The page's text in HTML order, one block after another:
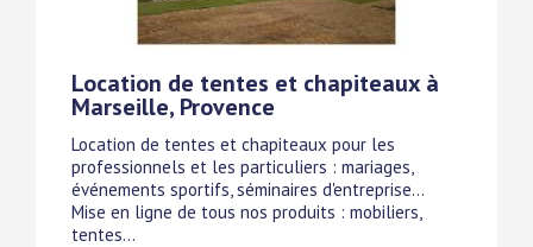
Location de tentes et chapiteaux à
Marseille, Provence
Location de tentes et chapiteaux pour les
professionnels et les particuliers : mariages,
événements sportifs, séminaires d'entreprise...
Mise en ligne de tous nos produits : mobiliers,
tentes...